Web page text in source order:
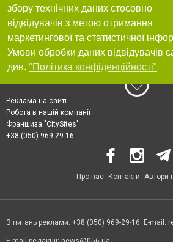
збору технічних даних стосовно
відвідувачів з метою отримання
маркетингової та статистичної
Умови обробки даних відвідувачів
див. "Політика конфіденційності"
Реклама на сайті
Робота в нашій компанії
Франшиза "CitySites"
+38 (050) 969-29-16
Про нас Контакти Автори
З питань реклами: +38 (050) 969-29-16. E-mail: